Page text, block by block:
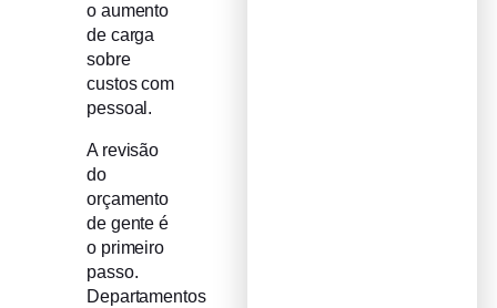
o aumento
de carga
sobre
custos com
pessoal.
A revisão
do
orçamento
de gente é
o primeiro
passo.
Departamentos